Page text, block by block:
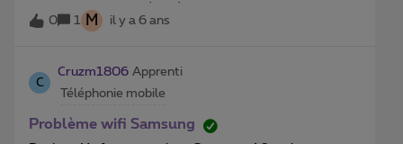
l’autre avec carte prépayée pay&amp;go. Ils souhaitent
savoir s’ils peuvent résilier leur abonnement à la ligne
l’application MyProximus ? Merci d’avance de votre
0 1 M il y a 6 ans
C
Cruzm1806 Apprenti
Téléphonie mobile
Problème wifi Samsung